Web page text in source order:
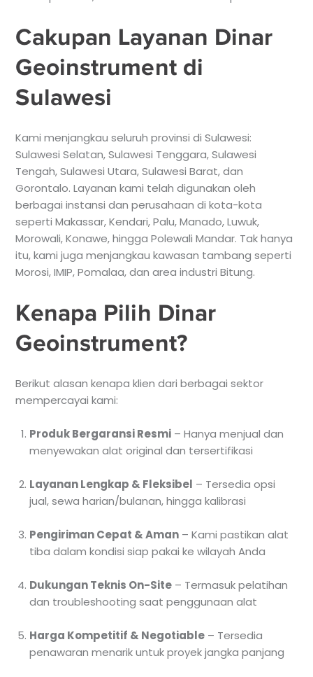
Cakupan Layanan Dinar
Geoinstrument di
Sulawesi
Kami menjangkau seluruh provinsi di Sulawesi:
Sulawesi Selatan, Sulawesi Tenggara, Sulawesi
Tengah, Sulawesi Utara, Sulawesi Barat, dan
Gorontalo. Layanan kami telah digunakan oleh
berbagai instansi dan perusahaan di kota-kota
seperti Makassar, Kendari, Palu, Manado, Luwuk,
Morowali, Konawe, hingga Polewali Mandar. Tak hanya
itu, kami juga menjangkau kawasan tambang seperti
Morosi, IMIP, Pomalaa, dan area industri Bitung.
Kenapa Pilih Dinar
Geoinstrument?
Berikut alasan kenapa klien dari berbagai sektor
mempercayai kami:
Produk Bergaransi Resmi – Hanya menjual dan
menyewakan alat original dan tersertifikasi
Layanan Lengkap & Fleksibel – Tersedia opsi
jual, sewa harian/bulanan, hingga kalibrasi
Pengiriman Cepat & Aman – Kami pastikan alat
tiba dalam kondisi siap pakai ke wilayah Anda
Dukungan Teknis On-Site – Termasuk pelatihan
dan troubleshooting saat penggunaan alat
Harga Kompetitif & Negotiable – Tersedia
penawaran menarik untuk proyek jangka panjang